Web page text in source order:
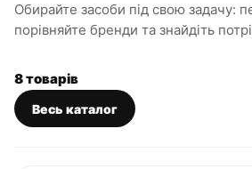
Обирайте засоби під свою задачу:
порівняйте бренди та знайдіть
8 товарів
Весь каталог